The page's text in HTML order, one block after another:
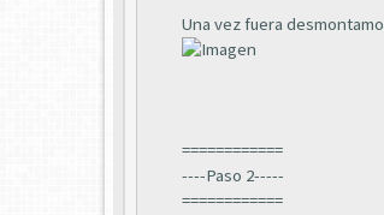
Una vez fuera
============
----Paso 2-----
============